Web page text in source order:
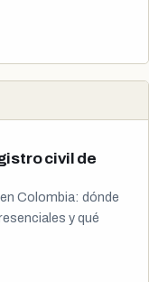
civil de
Colombia: dónde
y qué